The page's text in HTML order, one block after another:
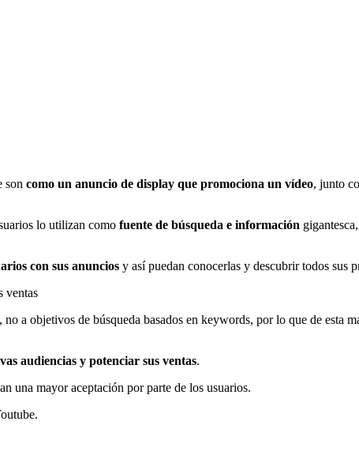
son como un anuncio de display que promociona un vídeo, junto
lo utilizan como fuente de búsqueda e información
con sus anuncios y así puedan conocerlas y descubrir todos sus
ventas
, no a objetivos de búsqueda basados en keywords, por lo que de esta
audiencias y potenciar sus ventas.
una mayor aceptación por parte de los usuarios.